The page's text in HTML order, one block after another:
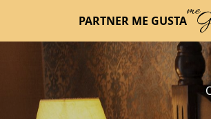
PARTNER ME GUSTA